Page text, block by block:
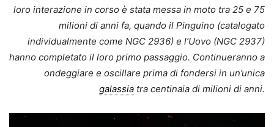
loro interazione in corso è stata messa in moto tra 25 e 75
milioni di anni fa, quando il Pinguino (catalogato
individualmente come NGC 2936) e l’Uovo (NGC 2937)
hanno completato il loro primo passaggio. Continueranno a
ondeggiare e oscillare prima di fondersi in un’unica
galassia tra centinaia di milioni di anni.